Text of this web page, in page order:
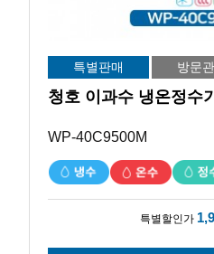
특별판매 방문
청호 이과수 냉온정수
WP-40C9500M
특별할인가